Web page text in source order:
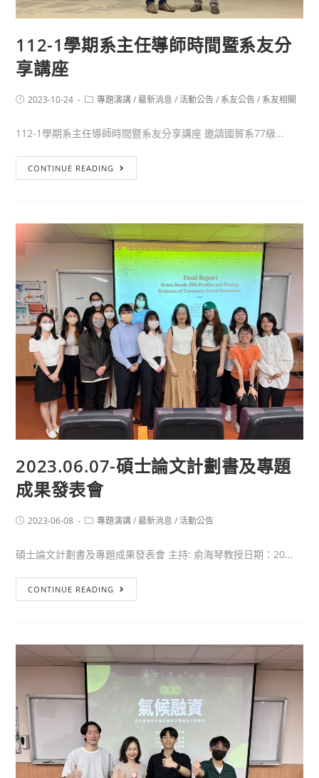
112-1學期系主任導師時間暨系友分
享講座
2023-10-24 專題演講 / 最新消息 / 活動公告 / 系友公告 / 系友相關
112-1學期系主任導師時間暨系友分享講座 邀請國貿系77級...
CONTINUE READING
2023.06.07-碩士論文計劃書及專題
成果發表會
2023-06-08 專題演講 / 最新消息 / 活動公告
碩士論文計劃書及專題成果發表會 主持: 俞海琴教授日期：20...
CONTINUE READING